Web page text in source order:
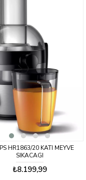
HR1863/20 KATI MEYVE
SIKACAGI
₺8.199,99